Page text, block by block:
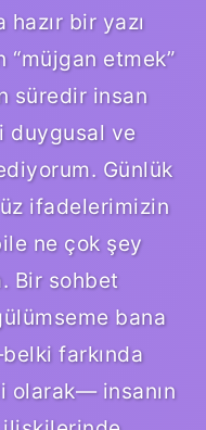
hazır bir yazı
etmek”
süredir insan
duygusal ve
Günlük
ifadelerimizin
ne çok şey
Bir sohbet
bana
farkında
olarak— insanın